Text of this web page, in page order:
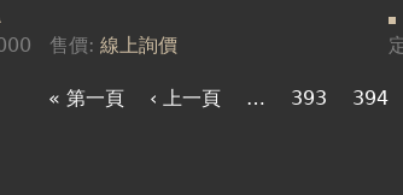
售價:線上詢價
« 第一頁 ‹ 上一頁 … 393 394